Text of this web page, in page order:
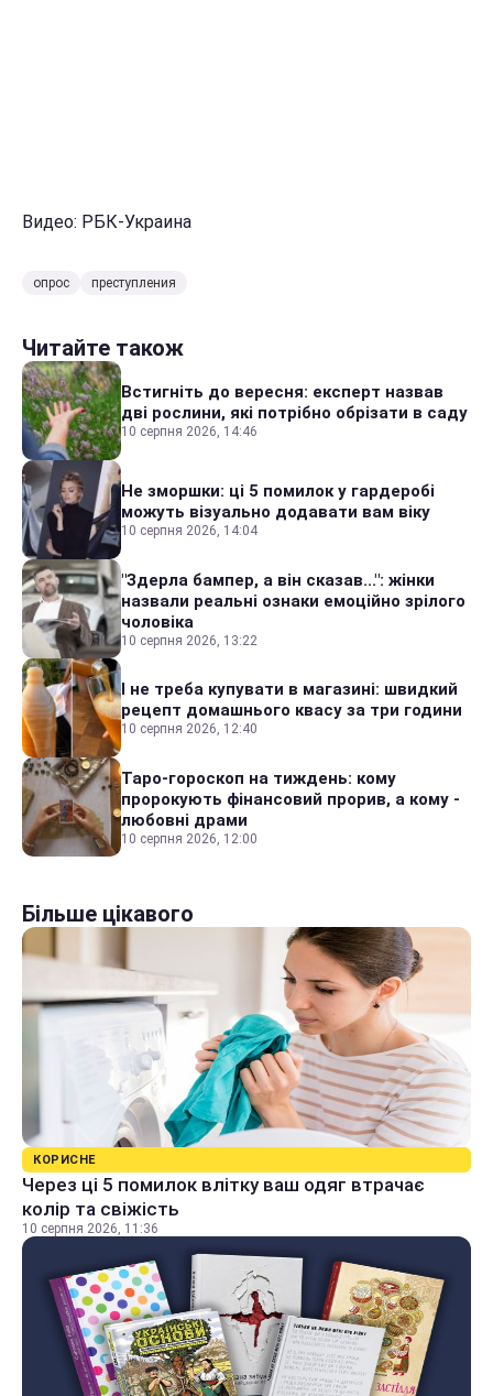
Видео: РБК-Украина
опрос преступления
Читайте також
Встигніть до вересня: експерт назвав
дві рослини, які потрібно обрізати в саду
10 серпня 2026, 14:46
Не зморшки: ці 5 помилок у гардеробі
можуть візуально додавати вам віку
10 серпня 2026, 14:04
"Здерла бампер, а він сказав...": жінки
назвали реальні ознаки емоційно зрілого
чоловіка
10 серпня 2026, 13:22
І не треба купувати в магазині: швидкий
рецепт домашнього квасу за три години
10 серпня 2026, 12:40
Таро-гороскоп на тиждень: кому
пророкують фінансовий прорив, а кому -
любовні драми
10 серпня 2026, 12:00
Більше цікавого
КОРИСНЕ
Через ці 5 помилок влітку ваш одяг втрачає
колір та свіжість
10 серпня 2026, 11:36